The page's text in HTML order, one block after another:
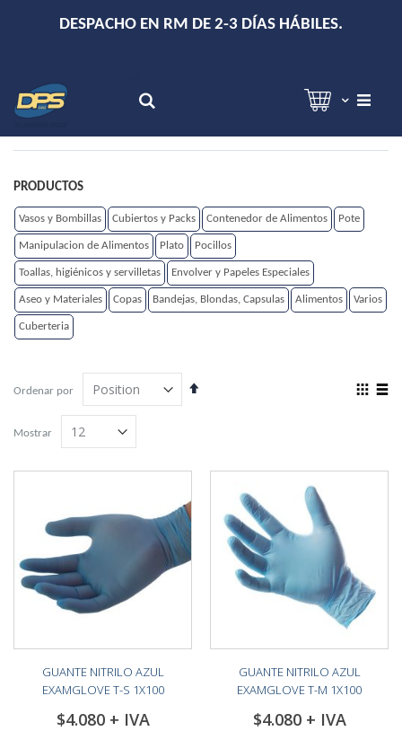
DESPACHO EN RM DE 2-3 DÍAS HÁBILES.
Ordenar por
Establecer
View
Mostrar
GUANTE NITRILO AZUL
EXAMGLOVE T-S 1X100
$4.080
GUANTE NITRILO AZUL
EXAMGLOVE T-M 1X100
$4.080
PRODUCTOS
Vasos y Bombillas Cubiertos y Packs Contenedor de Alimentos Pote
Manipulacion de Alimentos Plato Pocillos
Toallas, higiénicos y servilletas Envolver y Papeles Especiales
Aseo y Materiales Copas Bandejas, Blondas, Capsulas Alimentos Varios
Cuberteria